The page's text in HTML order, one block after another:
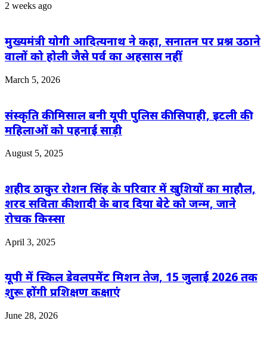
2 weeks ago
मुख्यमंत्री योगी आदित्यनाथ ने कहा, सनातन पर प्रश्न उठाने
वालों को होली जैसे पर्व का अहसास नहीं
March 5, 2026
संस्कृति की मिसाल बनी यूपी पुलिस की सिपाही, इटली की
महिलाओं को पहनाई साड़ी
August 5, 2025
शहीद ठाकुर रोशन सिंह के परिवार में खुशियों का माहौल,
शरद सविता की शादी के बाद दिया बेटे को जन्म, जाने
रोचक किस्सा
April 3, 2025
यूपी में स्किल डेवलपमेंट मिशन तेज, 15 जुलाई 2026 तक
शुरू होंगी प्रशिक्षण कक्षाएं
June 28, 2026